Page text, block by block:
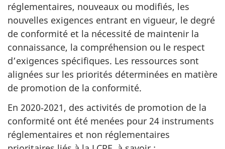
réglementaires, nouveaux ou modifiés, les
nouvelles exigences entrant en vigueur, le degré
de conformité et la nécessité de maintenir la
connaissance, la compréhension ou le respect
d’exigences spécifiques. Les ressources sont
alignées sur les priorités déterminées en matière
de promotion de la conformité.
En 2020‑2021, des activités de promotion de la
conformité ont été menées pour 24 instruments
réglementaires et non réglementaires